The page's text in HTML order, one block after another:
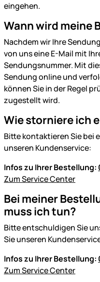
eingehen.
Wann wird meine
Nachdem wir Ihre
von uns eine E-Mail mit
Sendungsnummer. Mit
Sendung online und
können Sie in der Regel
zugestellt wird.
Wie storniere ich
Bitte kontaktieren Sie bei
unseren Kundenservice:
Infos zu Ihrer Bestellung:
Zum Service Center
Bei meiner
muss ich tun?
Bitte entschuldigen Sie
Sie unseren
Infos zu Ihrer Bestellung:
Zum Service Center